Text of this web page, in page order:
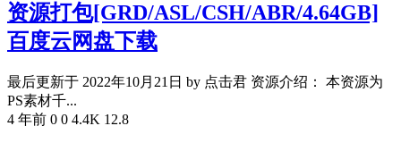
资源打包[GRD/ASL/CSH/ABR/4.64GB]
百度云网盘下载
最后更新于 2022年10月21日 by 点击君 资源介绍： 本资源为
PS素材千...
4 年前 0 0 4.4K 12.8